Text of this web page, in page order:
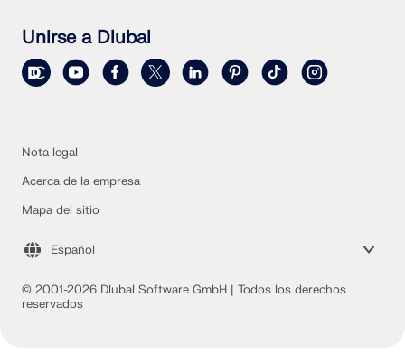
Cursos de formación en línea
Enviar un proyecto de cliente
Proyectos de clientes
Manuales en línea
Unirse a Dlubal
© 2001-2026 Dlubal Software GmbH | Todos los derechos
reservados
Nota legal
Acerca de la empresa
Mapa del sitio
Español